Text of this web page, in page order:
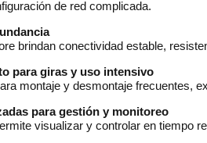
de red complicada.
brindan conectividad estable,
para giras y uso intensivo
montaje y desmontaje frecuentes,
para gestión y monitoreo
visualizar y controlar en tiempo